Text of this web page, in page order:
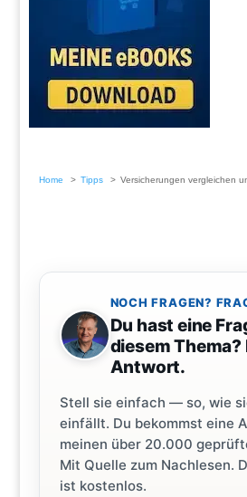
Home Tipps Versicherungen vergleichen
NOCH FRAGEN?
Du hast eine
diesem Thema?
Antwort.
Stell sie einfach — so, wie
einfällt. Du bekommst eine
meinen über 20.000
Mit Quelle zum Nachlesen.
ist kostenlos.